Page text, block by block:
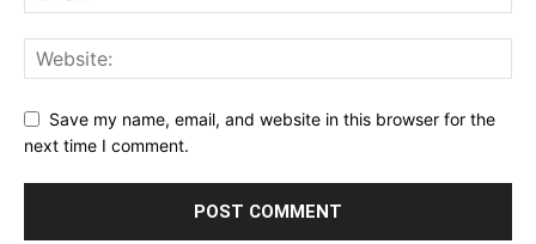
Save my name, email, and website in this browser for the
next time I comment.